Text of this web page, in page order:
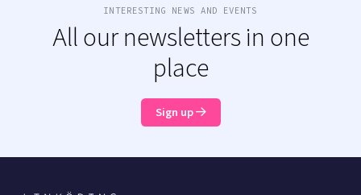
INTERESTING NEWS AND EVENTS
All our newsletters in one
place
Sign up